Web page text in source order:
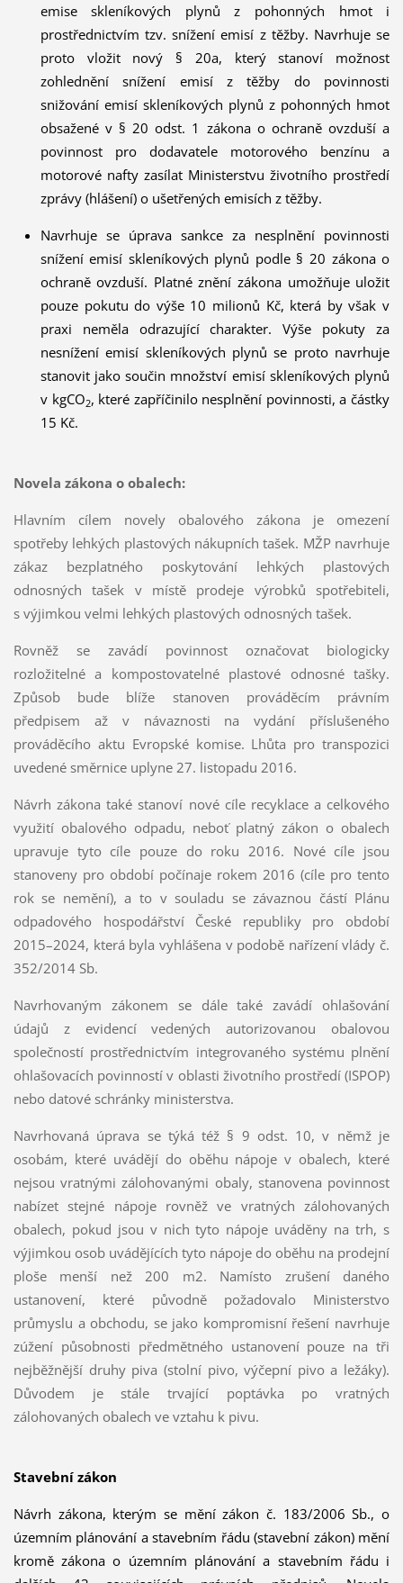
emise skleníkových plynů z pohonných hmot i
prostřednictvím tzv. snížení emisí z těžby. Navrhuje se
proto vložit nový § 20a, který stanoví možnost
zohlednění snížení emisí z těžby do povinnosti
snižování emisí skleníkových plynů z pohonných hmot
obsažené v § 20 odst. 1 zákona o ochraně ovzduší a
povinnost pro dodavatele motorového benzínu a
motorové nafty zasílat Ministerstvu životního prostředí
zprávy (hlášení) o ušetřených emisích z těžby.
Navrhuje se úprava sankce za nesplnění povinnosti
snížení emisí skleníkových plynů podle § 20 zákona o
ochraně ovzduší. Platné znění zákona umožňuje uložit
pouze pokutu do výše 10 milionů Kč, která by však v
praxi neměla odrazující charakter. Výše pokuty za
nesnížení emisí skleníkových plynů se proto navrhuje
stanovit jako součin množství emisí skleníkových plynů
v kgCO2, které zapříčinilo nesplnění povinnosti, a částky
15 Kč.
Novela zákona o obalech:
Hlavním cílem novely obalového zákona je omezení
spotřeby lehkých plastových nákupních tašek. MŽP navrhuje
zákaz bezplatného poskytování lehkých plastových
odnosných tašek v místě prodeje výrobků spotřebiteli,
s výjimkou velmi lehkých plastových odnosných tašek.
Rovněž se zavádí povinnost označovat biologicky
rozložitelné a kompostovatelné plastové odnosné tašky.
Způsob bude blíže stanoven prováděcím právním
předpisem až v návaznosti na vydání příslušeného
prováděcího aktu Evropské komise. Lhůta pro transpozici
uvedené směrnice uplyne 27. listopadu 2016.
Návrh zákona také stanoví nové cíle recyklace a celkového
využití obalového odpadu, neboť platný zákon o obalech
upravuje tyto cíle pouze do roku 2016. Nové cíle jsou
stanoveny pro období počínaje rokem 2016 (cíle pro tento
rok se nemění), a to v souladu se závaznou částí Plánu
odpadového hospodářství České republiky pro období
2015–2024, která byla vyhlášena v podobě nařízení vlády č.
352/2014 Sb.
Navrhovaným zákonem se dále také zavádí ohlašování
údajů z evidencí vedených autorizovanou obalovou
společností prostřednictvím integrovaného systému plnění
ohlašovacích povinností v oblasti životního prostředí (ISPOP)
nebo datové schránky ministerstva.
Navrhovaná úprava se týká též § 9 odst. 10, v němž je
osobám, které uvádějí do oběhu nápoje v obalech, které
nejsou vratnými zálohovanými obaly, stanovena povinnost
nabízet stejné nápoje rovněž ve vratných zálohovaných
obalech, pokud jsou v nich tyto nápoje uváděny na trh, s
výjimkou osob uvádějících tyto nápoje do oběhu na prodejní
ploše menší než 200 m2. Namísto zrušení daného
ustanovení, které původně požadovalo Ministerstvo
průmyslu a obchodu, se jako kompromisní řešení navrhuje
zúžení působnosti předmětného ustanovení pouze na tři
nejběžnější druhy piva (stolní pivo, výčepní pivo a ležáky).
Důvodem je stále trvající poptávka po vratných
zálohovaných obalech ve vztahu k pivu.
Stavební zákon
Návrh zákona, kterým se mění zákon č. 183/2006 Sb., o
územním plánování a stavebním řádu (stavební zákon) mění
kromě zákona o územním plánování a stavebním řádu i